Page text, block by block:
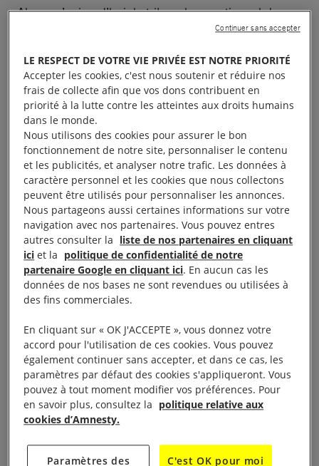
Alors qu’aujourd’hui, le tribunal correctionnel de
Montpellier prononce la relaxe de Camille Halut,
observatrice pour la Ligue des droits de l’Homme
(LDH), Anne-Sophie Simpere, chargée de plaidoyer
« Libertés » à Amnesty International France déclare
«Nous accueillons avec satisfaction l’annonce de la
relaxe de Camille Halut. C’est une victoire pour la
défense des droits humains et pour les dizaines de
milliers de personnes qui se sont mobilisées pour la
soutenir !»
«Tout comme de nombreux observateurs de
manifestations, Camille a fait l’objet de pressions,
intimidations et violences de la part de la police.
Depuis avril 2019, elle a déjà subi trois arrestations,
passé cinquante-six heures en garde à vue et fait
face à deux procès. »
«Après une relaxe lors d’un premier procès en
octobre 2019, ce second verdict confirme que la
police invoque des charges qui ne tiennent pas
contre la jeune femme, entravant sa mission
LE RESPECT DE VOTRE VIE PRIVÉE EST NOTRE PRIORITÉ
Accepter les cookies, c'est nous soutenir et réduire nos
frais de collecte afin que vos dons contribuent en
priorité à la lutte contre les atteintes aux droits humains
dans le monde.
Nous utilisons des cookies pour assurer le bon
fonctionnement de notre site, personnaliser le contenu
et les publicités, et analyser notre trafic. Les données à
caractère personnel et les cookies que nous collectons
peuvent être utilisés pour personnaliser les annonces.
Nous partageons aussi certaines informations sur votre
navigation avec nos partenaires. Vous pouvez entres
autres consulter la liste de nos partenaires en cliquant
ici et la politique de confidentialité de notre
partenaire Google en cliquant ici. En aucun cas les
données de nos bases ne sont revendues ou utilisées à
des fins commerciales.
En cliquant sur « OK J'ACCEPTE », vous donnez votre
accord pour l'utilisation de ces cookies. Vous pouvez
également continuer sans accepter, et dans ce cas, les
paramètres par défaut des cookies s'appliqueront. Vous
pouvez à tout moment modifier vos préférences. Pour
en savoir plus, consultez la politique relative aux
cookies d’Amnesty.
Paramètres des
C'est OK pour moi
Continuer sans accepter